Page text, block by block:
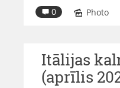
0 Photo
Itālijas
(aprīlis